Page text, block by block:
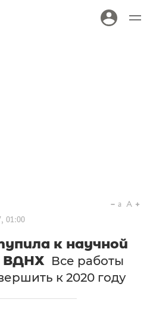
01:00
a A
к научной
ВДНХ Все работы
к 2020 году